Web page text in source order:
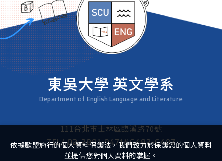
東吳大學 英文學系
Department of English Language and Literature
111台北市士林區臨溪路70號
TEL/ 02-2881-9471#6482-6487
依據歐盟施行的個人資料保護法，我們致力於保護您的個人資料
並提供您對個人資料的掌握。